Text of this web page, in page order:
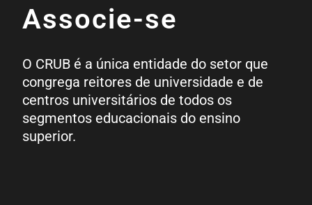
Associe-se
O CRUB é a única entidade do setor que
congrega reitores de universidade e de
centros universitários de todos os
segmentos educacionais do ensino
superior.